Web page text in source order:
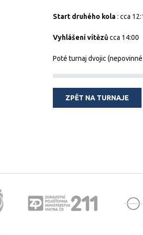
Start druhého kola: cca
Vyhlášení vítězůcca 14:00
Poté turnaj dvojic
ZPĚT NA TURNAJE